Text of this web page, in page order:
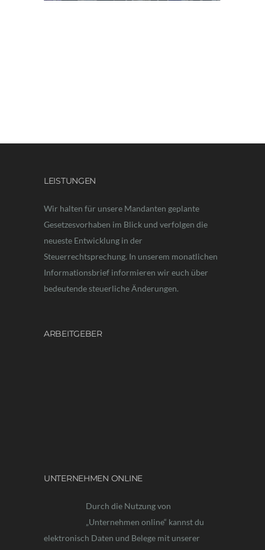
LEISTUNGEN
Wir halten für unsere Mandanten geplante
Gesetzesvorhaben im Blick und verfolgen die
neueste Entwicklung in der
Steuerrechtsprechung. In unserem monatlichen
Informationsbrief informieren wir euch über
bedeutende steuerliche Änderungen.
ARBEITGEBER
UNTERNEHMEN ONLINE
Durch die Nutzung von „Unternehmen online“
kannst du elektronisch Daten und Belege mit
unserer Kanzlei austauschen. Dadurch wird die